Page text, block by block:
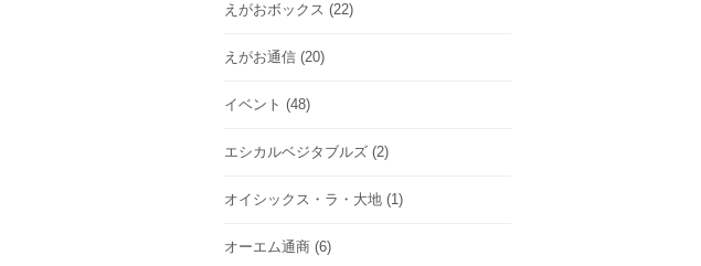
えがおボックス (22)
えがお通信 (20)
イベント (48)
エシカルベジタブルズ (2)
オイシックス・ラ・大地 (1)
オーエム通商 (6)